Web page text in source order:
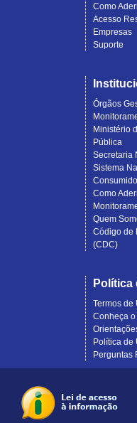
Como
Acesso
Empresas
Suporte
Órgãos
Ministério
Pública
Secretaria
Sistema
Como
Quem
Código de
(CDC)
Política
Termos de
Conheça o
Política de
Perguntas